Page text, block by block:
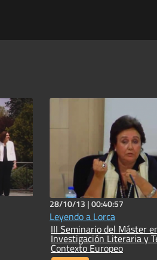
28/10/13 |00:40:57
Leyendo a Lorca
III Seminario del Máster
Investigación Literaria y
Contexto Europeo